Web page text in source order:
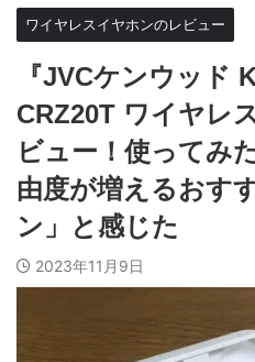
ワイヤレスイヤホンのレビュー
『JVCケンウッド
CRZ20T ワイヤレ
ビュー！使ってみ
由度が増えるおす
ン」と感じた
2023年11月9日